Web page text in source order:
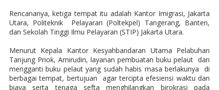
Rencananya, ketiga tempat itu adalah Kantor Imigrasi, Jakarta
Utara, Politeknik
Pelayaran (Poltekpel) Tangerang, Banten,
dan Sekolah Tinggi Ilmu Pelayaran (STIP) Jakarta Utara.
Menurut Kepala Kantor Kesyahbandaran Utama Pelabuhan
Tanjung Priok, Amirudin, layanan pembuatan buku pelaut dan
mengganti buku pelaut yang sudah habis masa berlakunya
di
berbagai tempat, bertujuan
agar tercipta efesiensi waktu dan
biaya serta tenaga sefta menghilangkan birokrasi pada